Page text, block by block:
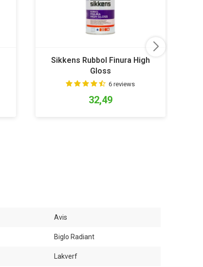
Sikkens Rubbol Finura High
Gloss
6 reviews
32,49
Avis
Biglo Radiant
Lakverf